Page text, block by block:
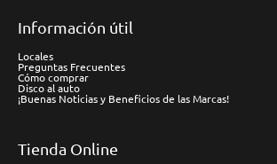
Información útil
Locales
Preguntas Frecuentes
Cómo comprar
Disco al auto
¡Buenas Noticias y Beneficios de las Marcas!
Tienda Online